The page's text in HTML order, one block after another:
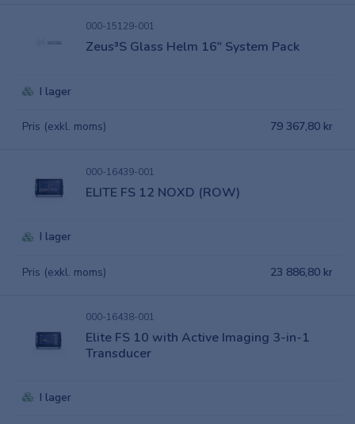
000-15129-001
Zeus³S Glass Helm 16" System Pack
I lager
Pris (exkl. moms) 79 367,80 kr
000-16439-001
ELITE FS 12 NOXD (ROW)
I lager
Pris (exkl. moms) 23 886,80 kr
000-16438-001
Elite FS 10 with Active Imaging 3-in-1
Transducer
I lager